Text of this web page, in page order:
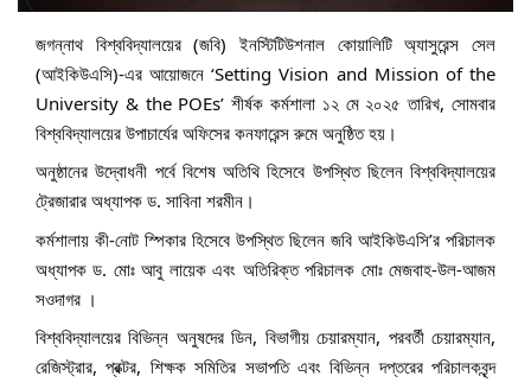
জগন্নাথ বিশ্ববিদ্যালয়ের (জবি) ইনস্টিটিউশনাল কোয়ালিটি অ্যাসুরেন্স সেল
(আইকিউএসি)-এর আয়োজনে ‘Setting Vision and Mission of the
University & the POEs’ শীর্ষক কর্মশালা ১২ মে ২০২৫ তারিখ, সোমবার
বিশ্ববিদ্যালয়ের উপাচার্যের অফিসের কনফারেন্স রুমে অনুষ্ঠিত হয়।
অনুষ্ঠানের উদ্বোধনী পর্বে বিশেষ অতিথি হিসেবে উপস্থিত ছিলেন বিশ্ববিদ্যালয়ের
ট্রেজারার অধ্যাপক ড. সাবিনা শরমীন।
কর্মশালায় কী-নোট স্পিকার হিসেবে উপস্থিত ছিলেন জবি আইকিউএসি’র পরিচালক
অধ্যাপক ড. মোঃ আবু লায়েক এবং অতিরিক্ত পরিচালক মোঃ মেজবাহ-উল-আজম
সওদাগর ।
বিশ্ববিদ্যালয়ের বিভিন্ন অনুষদের ডিন, বিভাগীয় চেয়ারম্যান, পরবর্তী চেয়ারম্যান,
রেজিস্ট্রার, প্রক্টর, শিক্ষক সমিতির সভাপতি এবং বিভিন্ন দপ্তরের পরিচালকবৃন্দ